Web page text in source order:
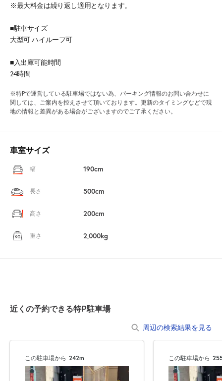
※最大料金は繰り返し適用となります。
■駐車サイズ
大型可 ハイルーフ可
■入出庫可能時間
24時間
※特Pで運営している駐車場ではない為、パーキング情報のお問い合わせに
関しては、ご案内を控えさせて頂いております。更新のタイミングなどで現
地の情報と差異がある場合がございますのでご了承ください。
車室サイズ
幅 190cm
長さ 500cm
高さ 200cm
重さ 2,000kg
近くの予約できる特P駐車場
周辺の検索結果を見る
この駐車場から 242m この駐車場から